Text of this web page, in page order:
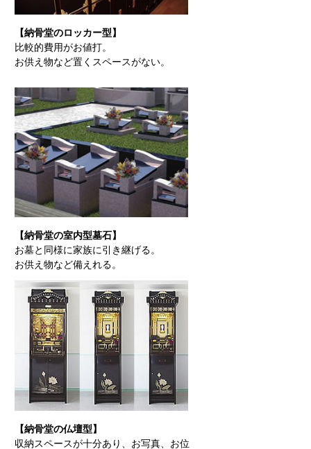
【納骨堂のロッカー型】
比較的費用がお値打。
お供え物など置くスペースがない。
【納骨堂の室内型墓石】
お墓と同様に家族に引き継げる。
お供え物など備えれる。
【納骨堂の仏壇型】
収納スペースが十分あり、お写真、お位